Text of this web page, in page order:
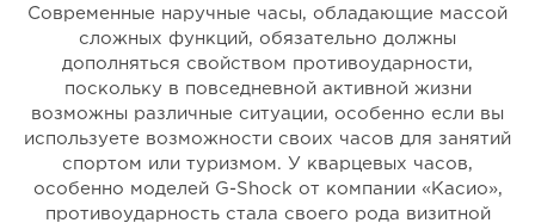
Современные наручные часы, обладающие массой
сложных функций, обязательно должны
дополняться свойством противоударности,
поскольку в повседневной активной жизни
возможны различные ситуации, особенно если вы
используете возможности своих часов для занятий
спортом или туризмом. У кварцевых часов,
особенно моделей G-Shock от компании «Касио»,
противоударность стала своего рода визитной